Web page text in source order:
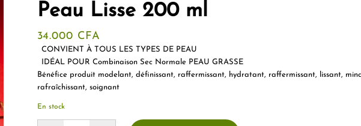
Peau Lisse 200 ml
34.000 CFA
CONVIENT À TOUS LES TYPES DE PEAU
IDÉAL POUR Combinaison Sec Normale PEAU GRASSE
Bénéfice produit modelant, définissant, raffermissant, hydratant, raffermissant, lissant,
rafraîchissant, soignant
En stock